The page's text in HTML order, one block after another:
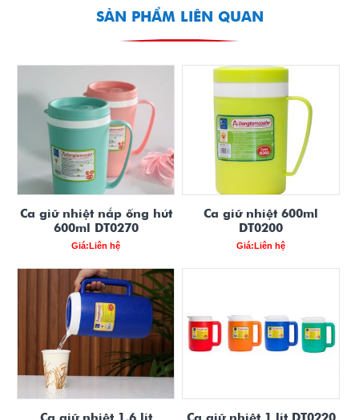
SẢN PHẨM LIÊN QUAN
Ca giữ nhiệt nắp ống hút
600ml DT0270
Giá:Liên hệ
Ca giữ nhiệt 600ml
DT0200
Giá:Liên hệ